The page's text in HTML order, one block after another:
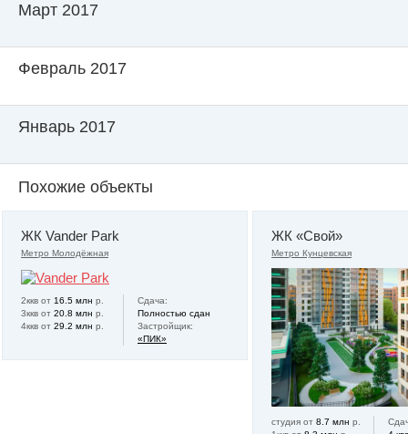
Март 2017
Февраль 2017
Январь 2017
Похожие объекты
ЖК Vander Park
Метро Молодёжная
2ккв от 16.5 млн р.
3ккв от 20.8 млн р.
4ккв от 29.2 млн р.
Сдача:
Полностью сдан
Застройщик:
«ПИК»
ЖК «Свой»
Метро Кунцевская
студия от 8.7 млн р.